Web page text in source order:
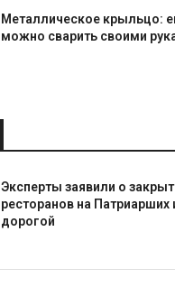
Металлическое крыльцо:
можно сварить своими
Эксперты заявили о
ресторанов на Патриарших
дорогой